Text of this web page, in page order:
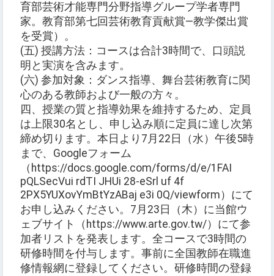
育部芸術才能専門分野指導グループ学者専門
家。教育部第七回芸術教育貢献賞―教学傑出賞
を受賞）。
(五) 授講方法：コースは合計3時間で、口頭説
明と実演を含みます。
(六) 参加対象：ダンス指導、舞台芸術教育に関
心のある教師および一般の方々。
四、授業の質と指導効果を維持するため、定員
は上限30名とし、申し込み順に定員に達し次第
締め切ります。本日より7月22日（水）午後5時
まで、Googleフォーム
（https://docs.google.com/forms/d/e/1FAI
pQLSecVui rdTI JHUi 28-eSrl uf 4f
2PX5YUXovYmBtYzABaj e3i 0Q/viewform）にて
お申し込みください。7月23日（木）に当館ウ
ェブサイト（https://www.arte.gov.tw/）にて参
加者リストを発表します。全コースで3時間の
研修時間を付与します。事前に全国教師在職進
修情報網に登録してください。研修時間の登録